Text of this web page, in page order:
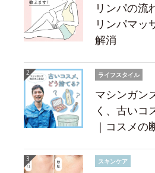
リンパの流
リンパマッ
解消
ライフスタイル
マシンガン
く、古いコ
｜コスメの
スキンケア